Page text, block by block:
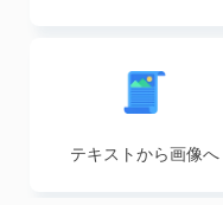
テキストから画像へ